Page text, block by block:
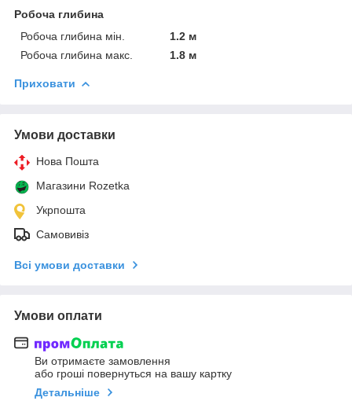
Робоча глибина
Робоча глибина мін.
1.2 м
Робоча глибина макс.
1.8 м
Приховати
Умови доставки
Нова Пошта
Магазини Rozetka
Укрпошта
Самовивіз
Всі умови доставки
Умови оплати
Ви отримаєте замовлення
або гроші повернуться на вашу картку
Детальніше